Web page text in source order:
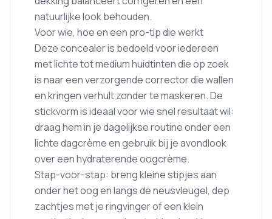
natuurlijke look behouden.
Voor wie, hoe en een pro-tip die werkt
Deze concealer is bedoeld voor iedereen
met lichte tot medium huidtinten die op zoek
is naar een verzorgende corrector die wallen
en kringen verhult zonder te maskeren. De
stickvorm is ideaal voor wie snel resultaat wil:
draag hem in je dagelijkse routine onder een
lichte dagcrème en gebruik bij je avondlook
over een hydraterende oogcrème.
Stap-voor-stap: breng kleine stipjes aan
onder het oog en langs de neusvleugel, dep
zachtjes met je ringvinger of een klein